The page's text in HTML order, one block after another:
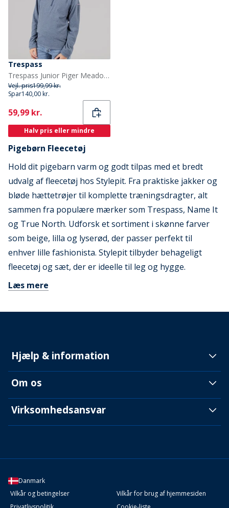
Trespass
Trespass Junior Piger Meadows Halv Lynlås Fleece Navy / Pink Logo
Vejl. pris199,99 kr.
Spar140,00 kr.
Current
59,99 kr.
Halv pris eller mindre
Pigebørn Fleecetøj
Hold dit pigebarn varm og godt tilpas med et bredt
udvalg af fleecetøj hos Stylepit. Fra praktiske jakker og
bløde hættetrøjer til komplette træningsdragter, alt
sammen fra populære mærker som Trespass, Name It
og True North. Udforsk et sortiment i skønne farver
som beige, lilla og lyserød, der passer perfekt til
enhver lille fashionista. Stylepit tilbyder behageligt
fleecetøj og sæt, der er ideelle til leg og hygge.
Læs mere
Hjælp & information
Om os
Virksomhedsansvar
Danmark
Vilkår og betingelser
Vilkår for brug af hjemmesiden